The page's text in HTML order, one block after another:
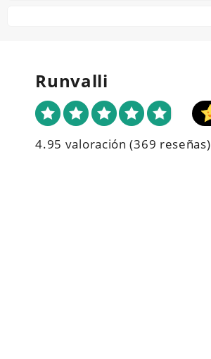
Runvalli
4.95 valoración (369 reseñas)